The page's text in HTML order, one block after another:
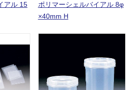
アル 15
ポリマーシェルバイアル 8φ
×40mm H